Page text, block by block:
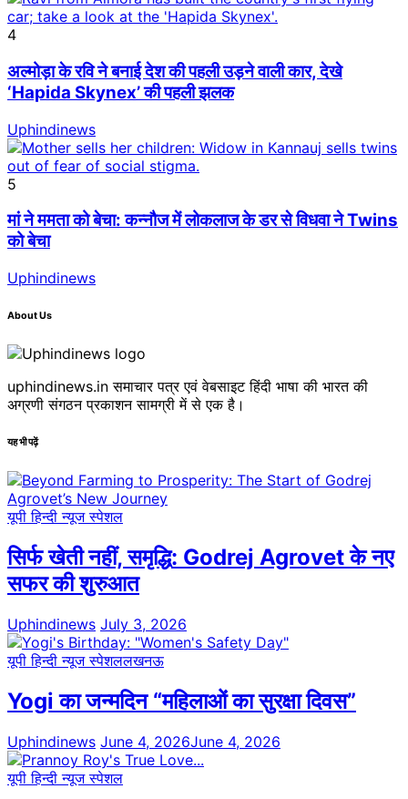
4
अल्मोड़ा के रवि ने बनाई देश की पहली उड़ने वाली कार, देखे
‘Hapida Skynex’ की पहली झलक
Uphindinews
5
मां ने ममता को बेचा: कन्नौज में लोकलाज के डर से विधवा ने Twins
को बेचा
Uphindinews
About Us
uphindinews.in समाचार पत्र एवं वेबसाइट हिंदी भाषा की भारत की
अग्रणी संगठन प्रकाशन सामग्री में से एक है।
यह भी पढ़ें
यूपी हिन्दी न्यूज स्पेशल
सिर्फ खेती नहीं, समृद्धि: Godrej Agrovet के नए
सफर की शुरुआत
Uphindinews July 3, 2026
यूपी हिन्दी न्यूज स्पेशललखनऊ
Yogi का जन्मदिन “महिलाओं का सुरक्षा दिवस”
Uphindinews June 4, 2026June 4, 2026
यूपी हिन्दी न्यूज स्पेशल